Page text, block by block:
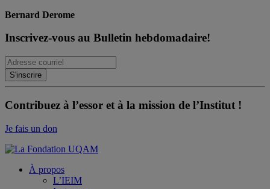
Bernard Derome
Inscrivez-vous au Bulletin hebdomadaire!
Contribuez à l’essor et à la mission de l’Institut !
Je fais un don
À propos
L’IEIM